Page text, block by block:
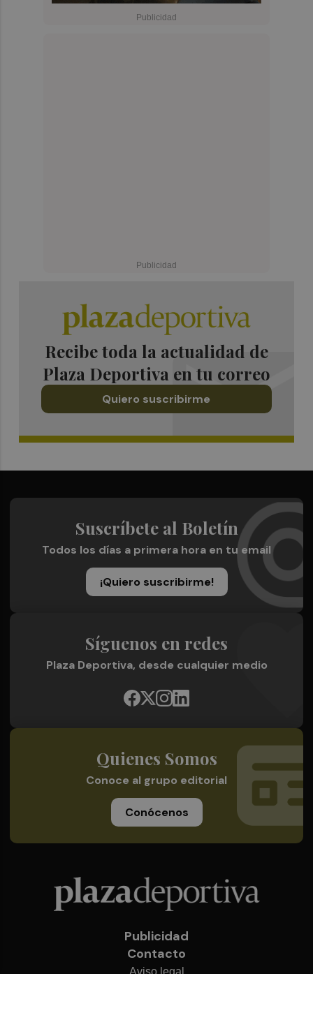
Recibe toda la actualidad de
Plaza Deportiva en tu correo
Quiero suscribirme
Suscríbete al Boletín
Todos los días a primera hora en tu email
¡Quiero suscribirme!
Síguenos en redes
Plaza Deportiva, desde cualquier medio
Quienes Somos
Conoce al grupo editorial
Conócenos
Publicidad
Contacto
Aviso legal